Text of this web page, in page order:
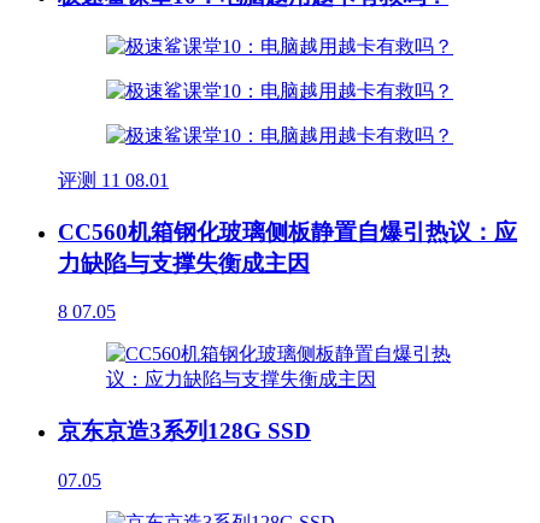
评测 11 08.01
CC560机箱钢化玻璃侧板静置自爆引热议：应
力缺陷与支撑失衡成主因
8 07.05
京东京造3系列128G SSD
07.05